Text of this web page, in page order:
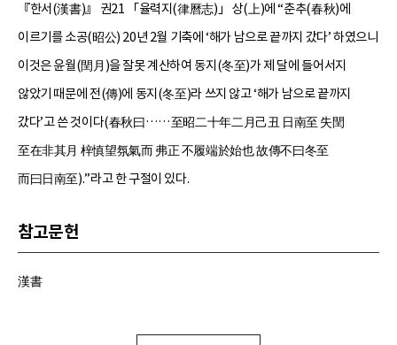
『한서(漢書)』 권21 「율력지(律曆志)」 상(上)에 “춘추(春秋)에
이르기를 소공(昭公) 20년 2월 기축에 ‘해가 남으로 끝까지 갔다’ 하였으니
이것은 윤월(閏月)을 잘못 계산하여 동지(冬至)가 제 달에 들어서지
않았기 때문에 전(傳)에 동지(冬至)라 쓰지 않고 ‘해가 남으로 끝까지
갔다’고 쓴 것이다(春秋曰……至昭二十年二月己丑 日南至 失閏
至在非其月 梓慎望氛氣而 弗正 不履端於始也 故傳不曰冬至
而曰日南至).”라고 한 구절이 있다.
참고문헌
漢書